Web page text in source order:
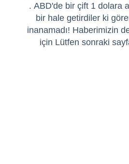
. ABD'de bir çift 1 dolara
bir hale getirdiler ki
inanamadı! Haberimizin
için Lütfen sonraki